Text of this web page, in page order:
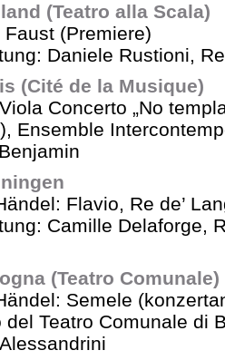
(Teatro alla Scala)
(Premiere)
Daniele Rustioni,
(Cité de la Musique)
Concerto „No
Ensemble
Flavio, Re de’
Camille Delaforge,
(Teatro Comunale)
Semele
del Teatro Comunale di